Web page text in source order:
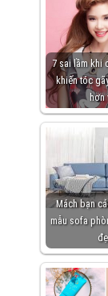
7 sai lầm khi
khiến tóc
hơn
Mách bạn
mẫu sofa